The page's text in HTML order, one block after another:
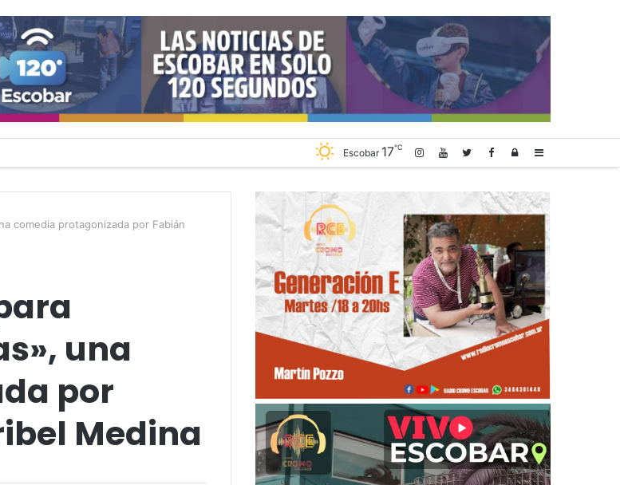
Sidebar
Log
Escobar 17℃
comedia protagonizada por Fabián
una
por
Medina